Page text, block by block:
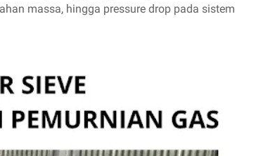
massa, hingga pressure drop pada sistem